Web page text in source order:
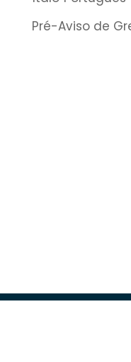
Pré-Aviso de